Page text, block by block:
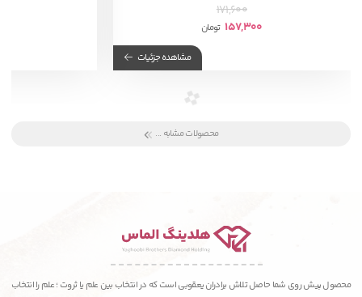
171,600
157,300 تومان
مشاهده جزئیات
محصولات مشابه ...
محصول پیش روی شما حاصل تلاش برادران یعقوبی است که در انتخاب بین علم یا ثروت ؛ علم را انتخاب